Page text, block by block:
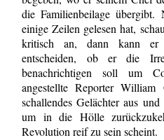
die Familienbeilage übergibt.
einige Zeilen gelesen hat,
kritisch an, dann kann er
entscheiden, ob er die
benachrichtigen soll um
angestellte Reporter
schallendes Gelächter aus
um in die Hölle
Revolution reif zu sein scheint.